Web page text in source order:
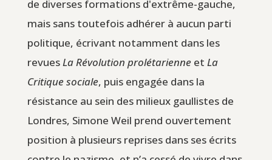
de diverses formations d'extrême-gauche,
mais sans toutefois adhérer à aucun parti
politique, écrivant notamment dans les
revuesLa Révolution prolétarienneet La
Critique sociale, puis engagée dans la
résistance au sein des milieux gaullistes de
Londres, Simone Weil prend ouvertement
position à plusieurs reprises dans ses écrits